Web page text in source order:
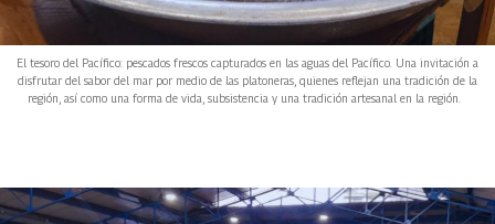
El tesoro del Pacífico: pescados frescos capturados en las aguas del Pacífico. Una invitación a
disfrutar del sabor del mar por medio de las platoneras, quienes reflejan una tradición de la
región, así como una forma de vida, subsistencia y una tradición artesanal en la región.